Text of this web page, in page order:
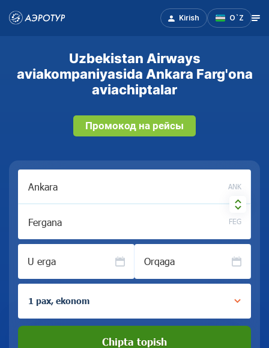
Kirish O`Z
Uzbekistan Airways
aviakompaniyasida Ankara Farg'ona
aviachiptalar
Промокод на рейсы
ANK
FEG
U erga Orqaga
1 pax, ekonom
Chipta topish